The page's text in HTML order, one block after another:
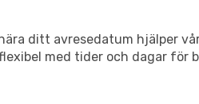
ditt avresedatum hjälper
med tider och dagar för